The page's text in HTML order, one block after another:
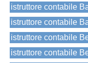
istruttore contabile
istruttore contabile
istruttore contabile
istruttore contabile